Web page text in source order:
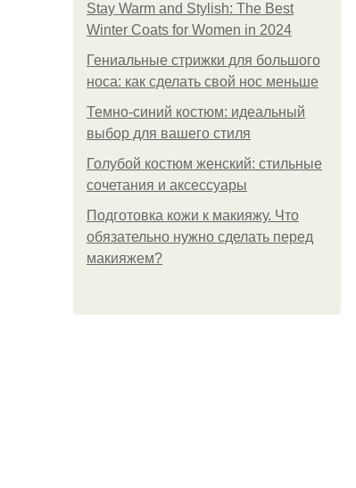
Stay Warm and Stylish: The Best
Winter Coats for Women in 2024
Гениальные стрижки для большого
носа: как сделать свой нос меньше
Темно-синий костюм: идеальный
выбор для вашего стиля
Голубой костюм женский: стильные
сочетания и аксессуары
Подготовка кожи к макияжу. Что
обязательно нужно сделать перед
макияжем?